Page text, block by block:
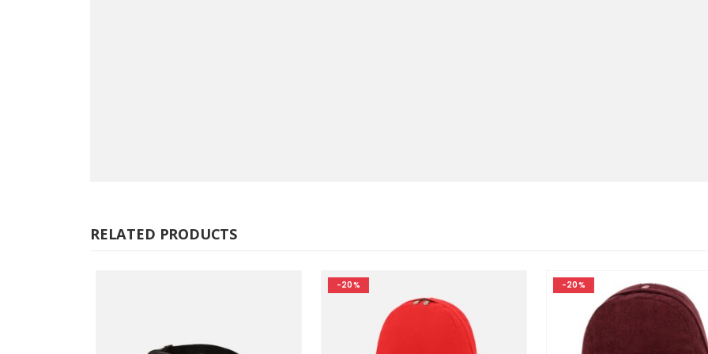
RELATED PRODUCTS
-20% -20%